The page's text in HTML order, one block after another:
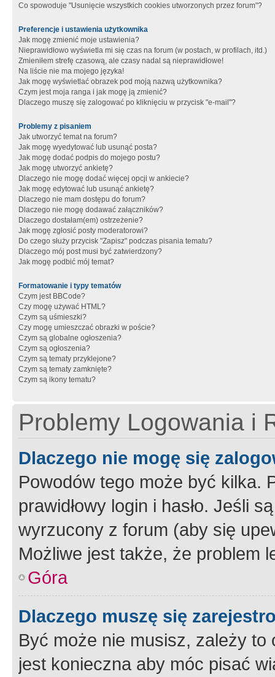
Co spowoduje "Usunięcie wszystkich cookies utworzonych przez forum"?
Preferencje i ustawienia użytkownika
Jak mogę zmienić moje ustawienia?
Nieprawidłowo wyświetla mi się czas na forum (w postach, w profilach, itd.)
Zmieniłem strefę czasową, ale czasy nadal są nieprawidłowe!
Na liście nie ma mojego języka!
Jak mogę wyświetlać obrazek pod moją nazwą użytkownika?
Czym jest moja ranga i jak mogę ją zmienić?
Dlaczego muszę się zalogować po kliknięciu w przycisk "e-mail"?
Problemy z pisaniem
Jak utworzyć temat na forum?
Jak mogę wyedytować lub usunąć posta?
Jak mogę dodać podpis do mojego postu?
Jak mogę utworzyć ankietę?
Dlaczego nie mogę dodać więcej opcji w ankiecie?
Jak mogę edytować lub usunąć ankietę?
Dlaczego nie mam dostępu do forum?
Dlaczego nie mogę dodawać załączników?
Dlaczego dostałam(em) ostrzeżenie?
Jak mogę zgłosić posty moderatorowi?
Do czego służy przycisk "Zapisz" podczas pisania tematu?
Dlaczego mój post musi być zatwierdzony?
Jak mogę podbić mój temat?
Formatowanie i typy tematów
Czym jest BBCode?
Czy mogę używać HTML?
Czym są uśmieszki?
Czy mogę umieszczać obrazki w poście?
Czym są globalne ogłoszenia?
Czym są ogłoszenia?
Czym są tematy przyklejone?
Czym są tematy zamknięte?
Czym są ikony tematu?
Problemy Logowania i
Dlaczego nie mogę się
Powodów tego może być kilka.
prawidłowy login i hasło. Jeśli
wyrzucony z forum (aby się
Możliwe jest także, że problem
Góra
Dlaczego muszę się
Być może nie musisz, zależy
jest konieczna aby móc pisać